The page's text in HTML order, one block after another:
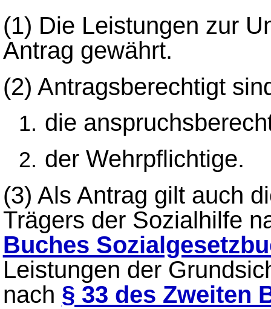
(1) Die Leistungen zur
Antrag gewährt.
(2) Antragsberechtigt
die
der Wehrpflichtige.
(3) Als Antrag gilt auch
Trägers der Sozialhilfe
Buches
Leistungen der
nach § 33 des Zweiten